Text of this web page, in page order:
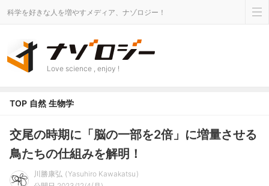
科学を好きな人を増やすメディア、ナゾロジー！
Love science , enjoy !
TOP 自然 生物学
交尾の時期に「脳の一部を2倍」に増量させる
鳥たちの仕組みを解明！
川勝康弘
Yasuhiro Kawakatsu